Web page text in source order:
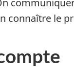
connaître le